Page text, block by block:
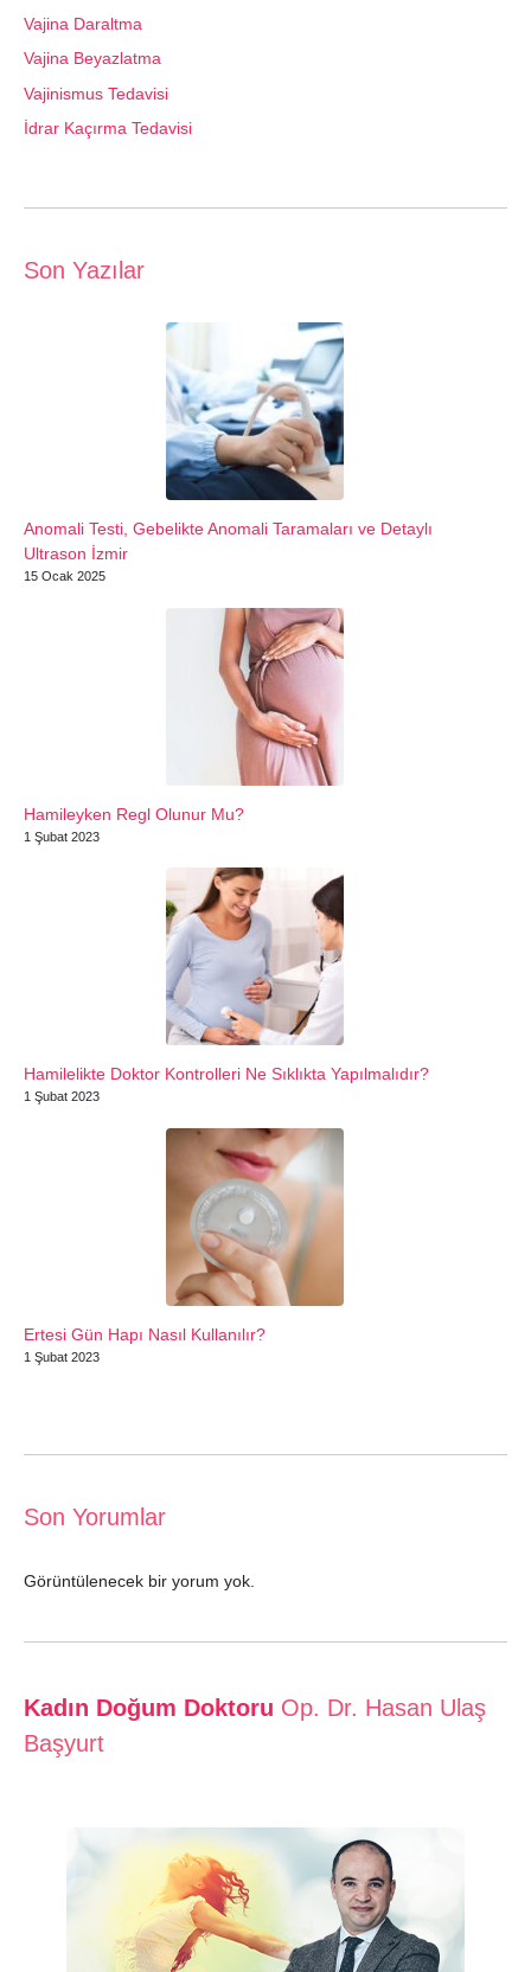
Vajina Daraltma
Vajina Beyazlatma
Vajinismus Tedavisi
İdrar Kaçırma Tedavisi
Son Yazılar
Anomali Testi, Gebelikte Anomali Taramaları ve Detaylı
Ultrason İzmir
15 Ocak 2025
Hamileyken Regl Olunur Mu?
1 Şubat 2023
Hamilelikte Doktor Kontrolleri Ne Sıklıkta Yapılmalıdır?
1 Şubat 2023
Ertesi Gün Hapı Nasıl Kullanılır?
1 Şubat 2023
Son Yorumlar
Görüntülenecek bir yorum yok.
Kadın Doğum Doktoru Op. Dr. Hasan Ulaş
Başyurt